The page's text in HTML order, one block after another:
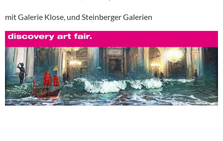
mit Galerie Klose, und Steinberger Galerien